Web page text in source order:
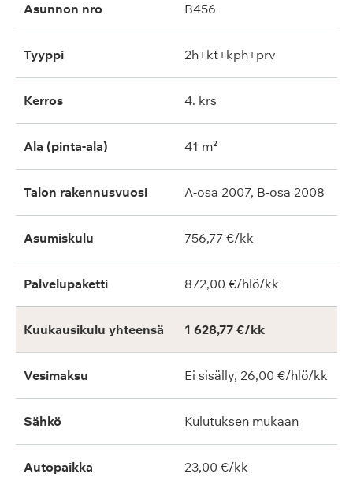
Asunnon nro B456
Tyyppi 2h+kt+kph+prv
Kerros 4. krs
Ala (pinta-ala) 41 m²
Talon rakennusvuosi A-osa 2007, B-osa 2008
Asumiskulu 756,77 €/kk
Palvelupaketti 872,00 €/hlö/kk
Kuukausikulu yhteensä 1 628,77 €/kk
Vesimaksu Ei sisälly, 26,00 €/hlö/kk
Sähkö Kulutuksen mukaan
Autopaikka 23,00 €/kk